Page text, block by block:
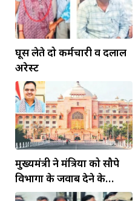
घूस लेते दो कर्मचारी व दलाल
अरेस्ट
मुख्यमंत्री ने मंत्रियों को सौपे
विभागों के जवाब देने के
दायित्व